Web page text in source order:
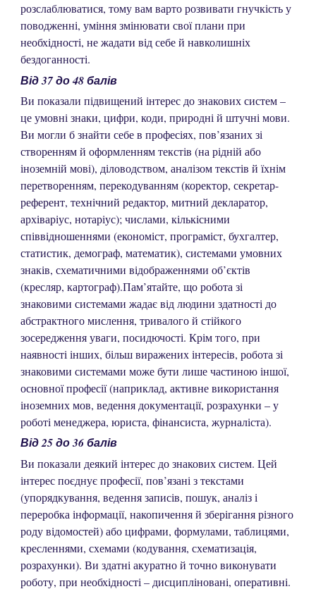
розслаблюватися, тому вам варто розвивати гнучкість у
поводженні, уміння змінювати свої плани при
необхідності, не жадати від себе й навколишніх
бездоганності.
Від 37 до 48 балів
Ви показали підвищений інтерес до знакових систем –
це умовні знаки, цифри, коди, природні й штучні мови.
Ви могли б знайти себе в професіях, пов’язаних зі
створенням й оформленням текстів (на рідній або
іноземній мові), діловодством, аналізом текстів й їхнім
перетворенням, перекодуванням (коректор, секретар-
референт, технічний редактор, митний декларатор,
архіваріус, нотаріус); числами, кількісними
співвідношеннями (економіст, програміст, бухгалтер,
статистик, демограф, математик), системами умовних
знаків, схематичними відображеннями об’єктів
(кресляр, картограф).Пам’ятайте, що робота зі
знаковими системами жадає від людини здатності до
абстрактного мислення, тривалого й стійкого
зосередження уваги, посидючості. Крім того, при
наявності інших, більш виражених інтересів, робота зі
знаковими системами може бути лише частиною іншої,
основної професії (наприклад, активне використання
іноземних мов, ведення документації, розрахунки – у
роботі менеджера, юриста, фінансиста, журналіста).
Від 25 до 36 балів
Ви показали деякий інтерес до знакових систем. Цей
інтерес поєднує професії, пов’язані з текстами
(упорядкування, ведення записів, пошук, аналіз і
переробка інформації, накопичення й зберігання різного
роду відомостей) або цифрами, формулами, таблицями,
кресленнями, схемами (кодування, схематизація,
розрахунки). Ви здатні акуратно й точно виконувати
роботу, при необхідності – дисципліновані, оперативні.